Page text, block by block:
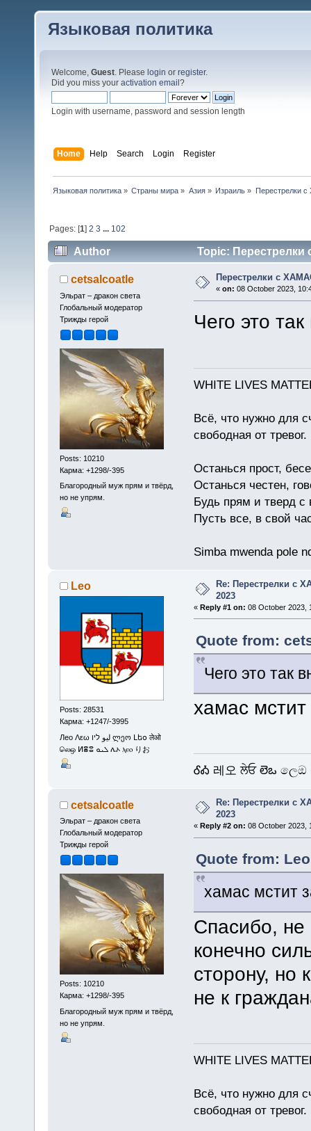
Языковая политика
Welcome, Guest. Please login or register.
Did you miss your activation email ?
Login with username, password and session length
Home Help Search Login Register
Языковая политика» Страны мира » Азия» Израиль » Перестрелки
Pages: [1]2 3 ... 102
Author Topic: Перестрелки
cetsalcoatle
Эльрат – дракон света
Глобальный модератор
Трижды герой
Posts: 10210
Карма: +1298/-395
Благородный муж прям и твёрд,
но не упрям.
Перестрелки с
«on: 08 October 2023,
Чего это
WHITE LIVES
Всё, что нужно для
свободная от
Останься прост,
Останься честен,
Будь прям и тверд с
Пусть все, в свой
Simba mwenda pole
Leo
Posts: 28531
Карма: +1247/-3995
Лео Λεω ليو ליו ლეო Լեօ लेओ
லெஒ ⵍⴻⵓ ܠܝܘ ሌኦ ⲗⲉⲟ りお
Re: Перестрелки с
2023
« Reply #1 on: 08 October 2023,
Quote from:
Чего это так
хамас
ᎴᎣ 레오 ਲੇਓ లెఒ
cetsalcoatle
Эльрат – дракон света
Глобальный модератор
Трижды герой
Posts: 10210
Карма: +1298/-395
Благородный муж прям и твёрд,
но не упрям.
Re: Перестрелки с
2023
« Reply #2 on: 08 October 2023,
Quote from:
хамас мстит
Спасибо,
конечно
сторону, но
не к
WHITE LIVES
Всё, что нужно для
свободная от